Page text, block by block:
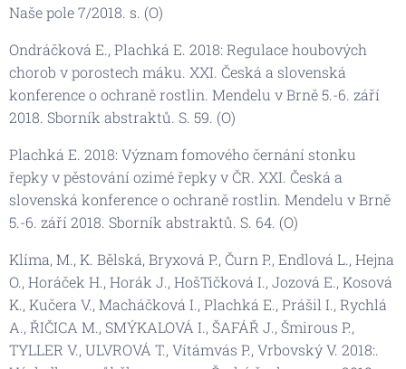
Naše pole 7/2018. s. (O)
Ondráčková E., Plachká E. 2018: Regulace houbových
chorob v porostech máku. XXI. Česká a slovenská
konference o ochraně rostlin. Mendelu v Brně 5.-6. září
2018. Sborník abstraktů. S. 59. (O)
Plachká E. 2018: Význam fomového černání stonku
řepky v pěstování ozimé řepky v ČR. XXI. Česká a
slovenská konference o ochraně rostlin. Mendelu v Brně
5.-6. září 2018. Sborník abstraktů. S. 64. (O)
Klíma, M., K. Bělská, Bryxová P., Čurn P., Endlová L., Hejna
O., Horáček H., Horák J., HošTičková I., Jozová E., Kosová
K., Kučera V., Macháčková I., Plachká E., Prášil I., Rychlá
A., ŘIČICA M., SMÝKALOVÁ I., ŠAFÁŘ J., Šmirous P.,
TYLLER V., ULVROVÁ T., Vítámvás P., Vrbovský V. 2018:.